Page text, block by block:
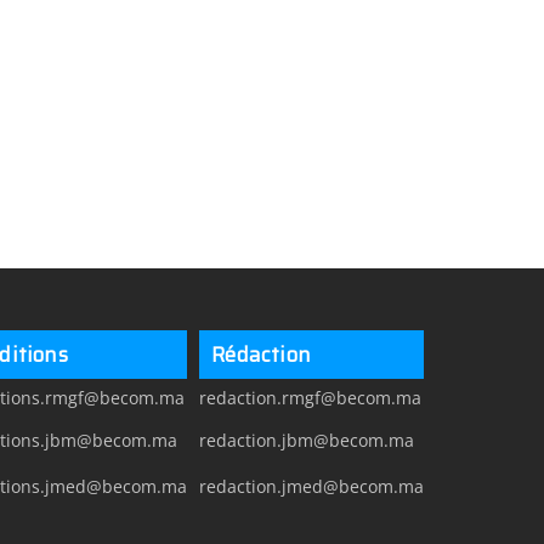
Rédaction
redaction.rmgf@becom.ma
redaction.jbm@becom.ma
redaction.jmed@becom.ma